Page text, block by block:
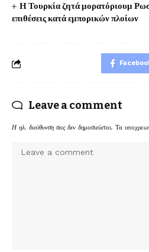
Η Τουρκία ζητά μορατόριουμ
επιθέσεις κατά εμπορικών πλοίων
Leave a comment
Η ηλ. διεύθυνση σας δεν δημοσιεύεται. Τα